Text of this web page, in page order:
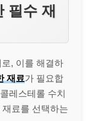
필수 재
, 이를 해결하
재료가 필요합
레스테롤 수치
료를 선택하는